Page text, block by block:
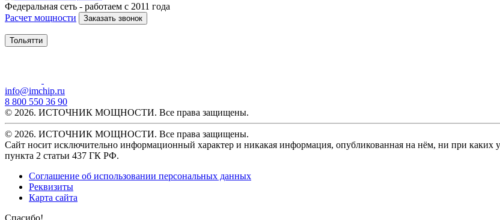
Федеральная сеть - работаем с 2011 года
Расчет мощности
Заказать звонок
Тольятти
info@imchip.ru
8 800 550 36 90
© 2026. ИСТОЧНИК МОЩНОСТИ. Все права защищены.
© 2026. ИСТОЧНИК МОЩНОСТИ. Все права защищены.
Сайт носит исключительно информационный характер и никакая информация, опубликованная на нём, ни при каких
пункта 2 статьи 437 ГК РФ.
Соглашение об использовании персональных данных
Реквизиты
Карта сайта
Спасибо!